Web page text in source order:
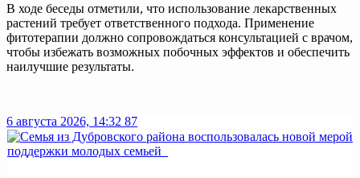
В ходе беседы отметили, что использование лекарственных
растений требует ответственного подхода. Применение
фитотерапии должно сопровождаться консультацией с врачом,
чтобы избежать возможных побочных эффектов и обеспечить
наилучшие результаты.
6 августа 2026, 14:32 87